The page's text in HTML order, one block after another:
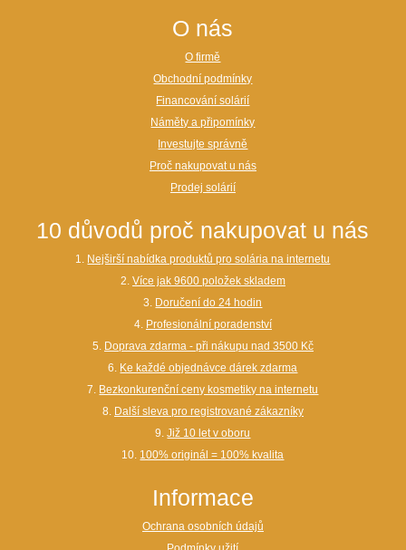
O nás
O firmě
Obchodní podmínky
Financování solárií
Náměty a připomínky
Investujte správně
Proč nakupovat u nás
Prodej solárií
10 důvodů proč nakupovat u nás
1. Nejširší nabídka produktů pro solária na internetu
2. Více jak 9600 položek skladem
3. Doručení do 24 hodin
4. Profesionální poradenství
5. Doprava zdarma - při nákupu nad 3500 Kč
6. Ke každé objednávce dárek zdarma
7. Bezkonkurenční ceny kosmetiky na internetu
8. Další sleva pro registrované zákazníky
9.Již 10 let v oboru
10. 100% originál = 100% kvalita
Informace
Ochrana osobních údajů